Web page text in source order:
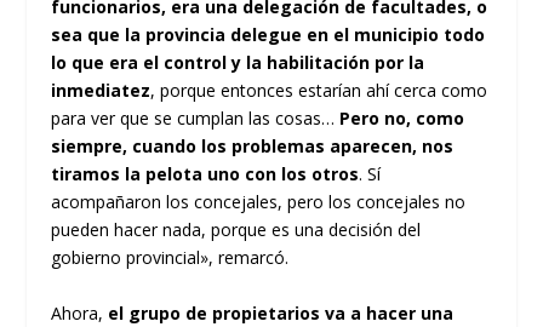
funcionarios, era una delegación de facultades, o
sea que la provincia delegue en el municipio todo
lo que era el control y la habilitación por la
inmediatez, porque entonces estarían ahí cerca como
para ver que se cumplan las cosas… Pero no, como
siempre, cuando los problemas aparecen, nos
tiramos la pelota uno con los otros. Sí
acompañaron los concejales, pero los concejales no
pueden hacer nada, porque es una decisión del
gobierno provincial», remarcó.
Ahora, el grupo de propietarios va a hacer una